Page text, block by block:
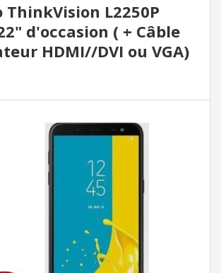
ThinkVision L2250P
d'occasion ( + Câble
HDMI//DVI ou VGA)